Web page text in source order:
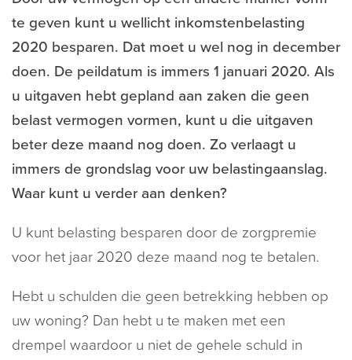
te geven kunt u wellicht inkomstenbelasting
2020 besparen. Dat moet u wel nog in december
doen. De peildatum is immers 1 januari 2020. Als
u uitgaven hebt gepland aan zaken die geen
belast vermogen vormen, kunt u die uitgaven
beter deze maand nog doen. Zo verlaagt u
immers de grondslag voor uw belastingaanslag.
Waar kunt u verder aan denken?
U kunt belasting besparen door de zorgpremie
voor het jaar 2020 deze maand nog te betalen.
Hebt u schulden die geen betrekking hebben op
uw woning? Dan hebt u te maken met een
drempel waardoor u niet de gehele schuld in